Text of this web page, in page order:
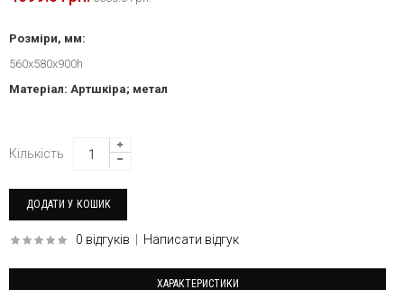
Розміри, мм:
560х580х900h
Матеріал: Артшкіра; метал
Кількість
0 відгуків Написати відгук
ХАРАКТЕРИСТИКИ